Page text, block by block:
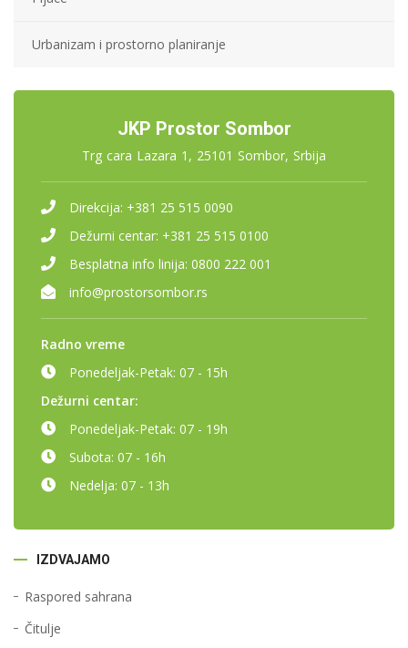
Urbanizam i prostorno planiranje
JKP Prostor Sombor
Trg cara Lazara 1, 25101 Sombor, Srbija
Direkcija: +381 25 515 0090
Dežurni centar: +381 25 515 0100
Besplatna info linija: 0800 222 001
info@prostorsombor.rs
Radno vreme
Ponedeljak-Petak: 07 - 15h
Dežurni centar:
Ponedeljak-Petak: 07 - 19h
Subota: 07 - 16h
Nedelja: 07 - 13h
IZDVAJAMO
Raspored sahrana
Čitulje